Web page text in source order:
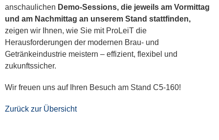
anschaulichen Demo-Sessions, die jeweils am Vormittag
und am Nachmittag an unserem Stand stattfinden,
zeigen wir Ihnen, wie Sie mit ProLeiT die
Herausforderungen der modernen Brau- und
Getränkeindustrie meistern – effizient, flexibel und
zukunftssicher.
Wir freuen uns auf Ihren Besuch am Stand C5-160!
Zurück zur Übersicht